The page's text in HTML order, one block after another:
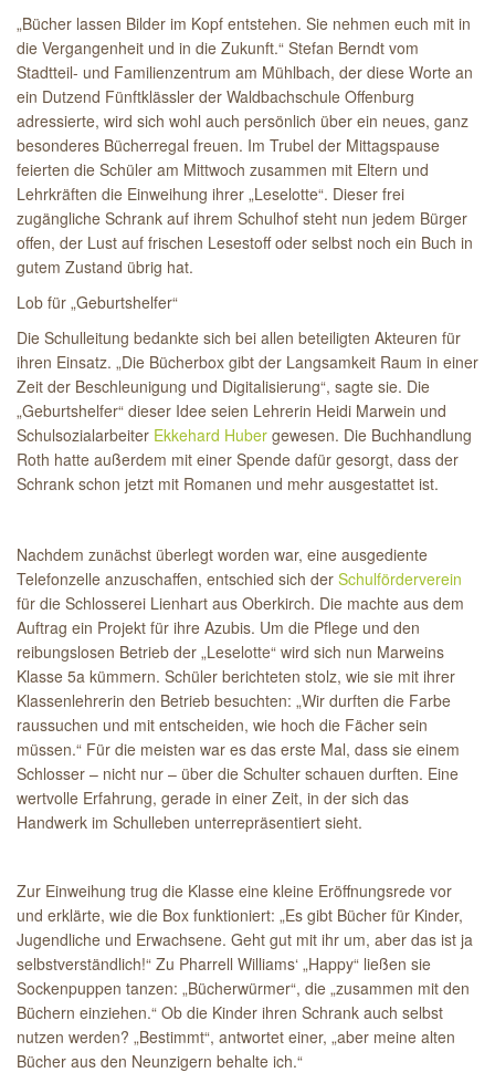
„Bücher lassen Bilder im Kopf entstehen. Sie nehmen euch mit in
die Vergangenheit und in die Zukunft.“ Stefan Berndt vom
Stadtteil- und Familienzentrum am Mühlbach, der diese Worte an
ein Dutzend Fünftklässler der Waldbachschule Offenburg
adressierte, wird sich wohl auch persönlich über ein neues, ganz
besonderes Bücherregal freuen. Im Trubel der Mittagspause
feierten die Schüler am Mittwoch zusammen mit Eltern und
Lehrkräften die Einweihung ihrer „Leselotte“. Dieser frei
zugängliche Schrank auf ihrem Schulhof steht nun jedem Bürger
offen, der Lust auf frischen Lesestoff oder selbst noch ein Buch in
gutem Zustand übrig hat.
Lob für „Geburtshelfer“
Die Schulleitung bedankte sich bei allen beteiligten Akteuren für
ihren Einsatz. „Die Bücherbox gibt der Langsamkeit Raum in einer
Zeit der Beschleunigung und Digitalisierung“, sagte sie. Die
„Geburtshelfer“ dieser Idee seien Lehrerin Heidi Marwein und
Schulsozialarbeiter Ekkehard Huber gewesen. Die Buchhandlung
Roth hatte außerdem mit einer Spende dafür gesorgt, dass der
Schrank schon jetzt mit Romanen und mehr ausgestattet ist.
Nachdem zunächst überlegt worden war, eine ausgediente
Telefonzelle anzuschaffen, entschied sich der Schulförderverein
für die Schlosserei Lienhart aus Oberkirch. Die machte aus dem
Auftrag ein Projekt für ihre Azubis. Um die Pflege und den
reibungslosen Betrieb der „Leselotte“ wird sich nun Marweins
Klasse 5a kümmern. Schüler berichteten stolz, wie sie mit ihrer
Klassenlehrerin den Betrieb besuchten: „Wir durften die Farbe
raussuchen und mit entscheiden, wie hoch die Fächer sein
müssen.“ Für die meisten war es das erste Mal, dass sie einem
Schlosser – nicht nur – über die Schulter schauen durften. Eine
wertvolle Erfahrung, gerade in einer Zeit, in der sich das
Handwerk im Schulleben unterrepräsentiert sieht.
Zur Einweihung trug die Klasse eine kleine Eröffnungsrede vor
und erklärte, wie die Box funktioniert: „Es gibt Bücher für Kinder,
Jugendliche und Erwachsene. Geht gut mit ihr um, aber das ist ja
selbstverständlich!“ Zu Pharrell Williams‘ „Happy“ ließen sie
Sockenpuppen tanzen: „Bücherwürmer“, die „zusammen mit den
Büchern einziehen.“ Ob die Kinder ihren Schrank auch selbst
nutzen werden? „Bestimmt“, antwortet einer, „aber meine alten
Bücher aus den Neunzigern behalte ich.“